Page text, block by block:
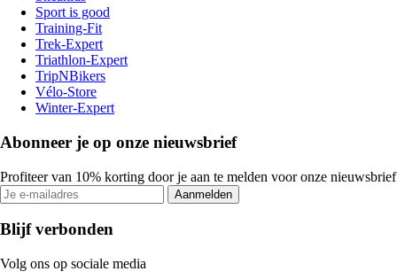
Sport is good
Training-Fit
Trek-Expert
Triathlon-Expert
TripNBikers
Vélo-Store
Winter-Expert
Abonneer je op onze nieuwsbrief
Profiteer van 10% korting door je aan te melden voor onze nieuwsbrief
Aanmelden
Blijf verbonden
Volg ons op sociale media